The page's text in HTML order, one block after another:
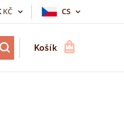
KČ CS
Košík